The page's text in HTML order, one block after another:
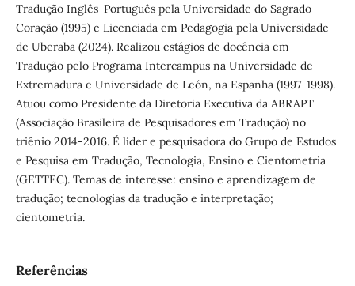
Tradução Inglês-Português pela Universidade do Sagrado
Coração (1995) e Licenciada em Pedagogia pela Universidade
de Uberaba (2024). Realizou estágios de docência em
Tradução pelo Programa Intercampus na Universidade de
Extremadura e Universidade de León, na Espanha (1997-1998).
Atuou como Presidente da Diretoria Executiva da ABRAPT
(Associação Brasileira de Pesquisadores em Tradução) no
triênio 2014-2016. É líder e pesquisadora do Grupo de Estudos
e Pesquisa em Tradução, Tecnologia, Ensino e Cientometria
(GETTEC). Temas de interesse: ensino e aprendizagem de
tradução; tecnologias da tradução e interpretação;
cientometria.
Referências